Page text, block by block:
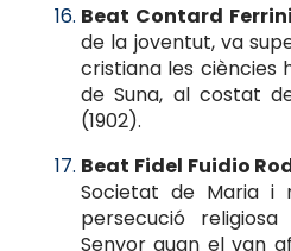
Beat Contard
de la joventut, va
cristiana les ciències
de Suna, al costat
(1902).
Beat Fidel Fuidio
Societat de Maria i
persecució
Senyor quan el van